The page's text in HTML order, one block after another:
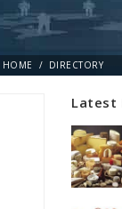
HOME DIRECTORY
Latest